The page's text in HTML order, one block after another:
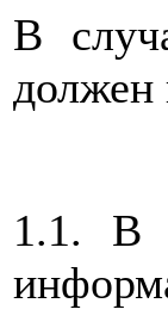
В
должен
1.1. В